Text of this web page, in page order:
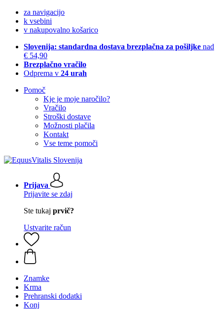
za navigacijo
k vsebini
v nakupovalno košarico
Slovenija: standardna dostava brezplačna za pošiljke nad
€ 54,90
Brezplačno vračilo
Odprema v 24 urah
Pomoč
Kje je moje naročilo?
Vračilo
Stroški dostave
Možnosti plačila
Kontakt
Vse teme pomoči
Prijava
Prijavite se zdaj
Ste tukaj prvič?
Ustvarite račun
Znamke
Krma
Prehranski dodatki
Konj